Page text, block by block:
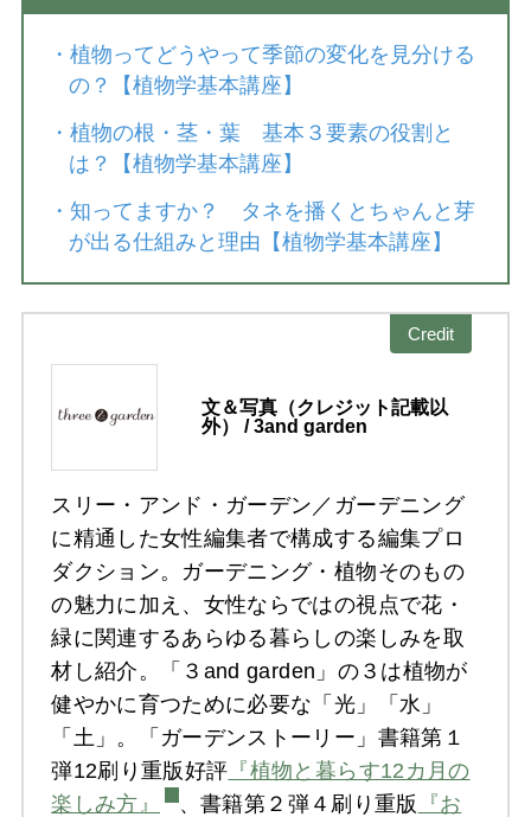
・ 植物ってどうやって季節の変化を見分ける
の？【植物学基本講座】
・ 植物の根・茎・葉 基本３要素の役割と
は？【植物学基本講座】
・ 知ってますか？ タネを播くとちゃんと芽
が出る仕組みと理由【植物学基本講座】
Credit
文＆写真（クレジット記載以
外） / 3and garden
スリー・アンド・ガーデン／ガーデニング
に精通した女性編集者で構成する編集プロ
ダクション。ガーデニング・植物そのもの
の魅力に加え、女性ならではの視点で花・
緑に関連するあらゆる暮らしの楽しみを取
材し紹介。「３and garden」の３は植物が
健やかに育つために必要な「光」「水」
「土」。「ガーデンストーリー」書籍第１
弾12刷り重版好評 『植物と暮らす12カ月の
楽しみ方』
、書籍第２弾４刷り重版
『お